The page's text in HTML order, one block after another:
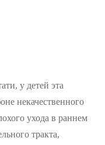
у детей эта
некачественного
ухода в раннем
тракта,